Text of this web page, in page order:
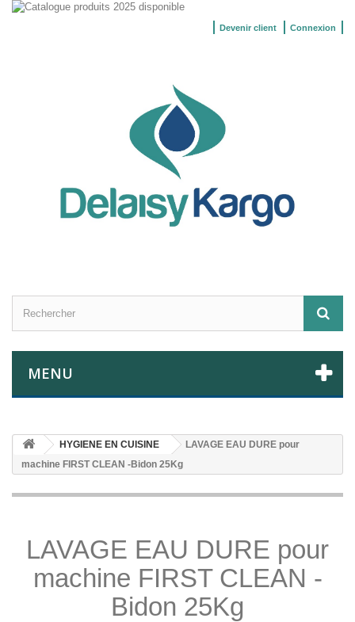
Connexion
Devenir client
MENU
HYGIENE EN CUISINE
LAVAGE EAU DURE pour
machine FIRST CLEAN -Bidon 25Kg
LAVAGE EAU DURE pour
machine FIRST CLEAN -
Bidon 25Kg